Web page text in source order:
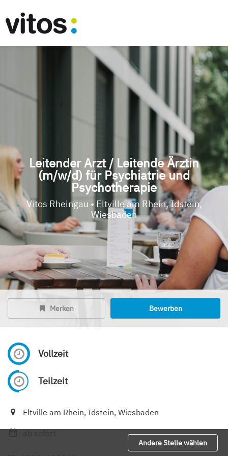
Leitender Arzt / Leitende Ärztin
(m/w/d) für Psychiatrie und
Psychotherapie
Vitos Rheingau • Eltville am Rhein, Idstein,
Wiesbaden
Merken Bewerben
Vollzeit
Teilzeit
Eltville am Rhein, Idstein, Wiesbaden
Andere Stelle wählen